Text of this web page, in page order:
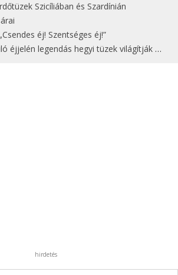
Szicíliában és Szardínián
éj! Szentséges éj!”
legendás hegyi tüzek világítják meg Zugspitzét
hirdetés